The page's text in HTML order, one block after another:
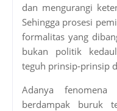
dan mengurangi
Sehingga prosesi
formalitas yang
bukan politik
teguh prinsip-prinsip
Adanya
berdampak buruk